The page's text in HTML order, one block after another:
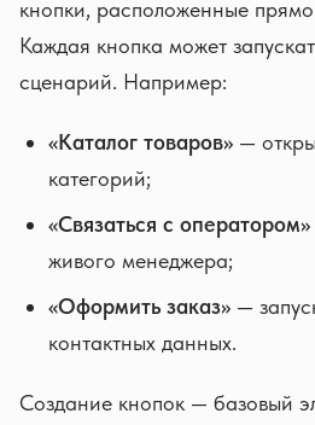
кнопки, расположенные
Каждая кнопка может
сценарий. Например:
«Каталог товаров» —
категорий;
«Связаться с оператором»
живого менеджера;
«Оформить заказ» —
контактных данных.
Создание кнопок — базовый